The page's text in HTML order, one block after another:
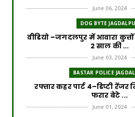
June 06, 2024
DOG BYTE
वीडियो –जगदलपुर में आवारा
2 साल की ...
June 03, 2024
BASTAR POLICE
रफ्तार कहर पार्ट 4–डिप्टी
फरार बेटे ...
June 01, 2024